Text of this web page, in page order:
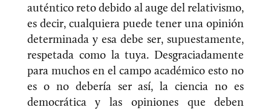
auténtico reto debido al auge del relativismo,
es decir, cualquiera puede tener una opinión
determinada y esa debe ser, supuestamente,
respetada como la tuya. Desgraciadamente
para muchos en el campo académico esto no
es o no debería ser así, la ciencia no es
democrática y las opiniones que deben